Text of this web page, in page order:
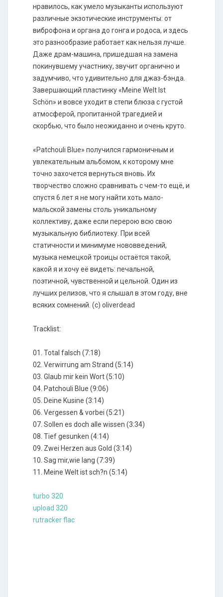
нравилось, как умело музыканты используют
различные экзотические инструменты: от
виброфона и органа до гонга и родоса, и здесь
это разнообразие работает как нельзя лучше.
Даже драм-машина, пришедшая на замена
покинувшему участнику, звучит органично и
задумчиво, что удивительно для джаз-бэнда.
Завершающий пластинку «Meine Welt Ist
Schön» и вовсе уходит в степи блюза с густой
атмосферой, пропитанной трагедией и
скорбью, что было неожиданно и очень круто.
«Patchouli Blue» получился гармоничным и
увлекательным альбомом, к которому мне
точно захочется вернуться вновь. Их
творчество сложно сравнивать с чем-то ещё, и
спустя 6 лет я не могу найти хоть мало-
мальской замены столь уникальному
коллективу, даже если перерою всю свою
музыкальную библиотеку. При всей
статичности и минимуме нововведений,
музыка немецкой троицы остаётся такой,
какой я и хочу её видеть: печальной,
поэтичной, чувственной и цельной. Один из
лучших релизов, что я слышал в этом году, вне
всяких сомнений. (c) oliverdead
Tracklist:
01. Total falsch (7:18)
02. Verwirrung am Strand (5:14)
03. Glaub mir kein Wort (5:10)
04. Patchouli Blue (9:06)
05. Deine Kusine (3:14)
06. Vergessen & vorbei (5:21)
07. Sollen es doch alle wissen (3:34)
08. Tief gesunken (4:14)
09. Zwei Herzen aus Gold (3:14)
10. Sag mir,wie lang (7:39)
11. Meine Welt ist sch?n (5:14)
turbo 320
upload 320
rutracker flac